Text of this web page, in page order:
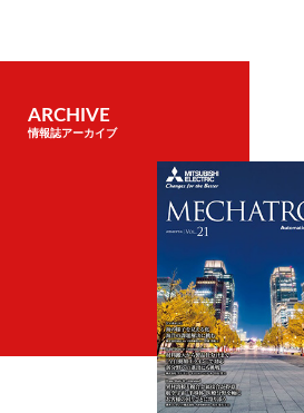
ARCHIVE
情報誌アーカイブ